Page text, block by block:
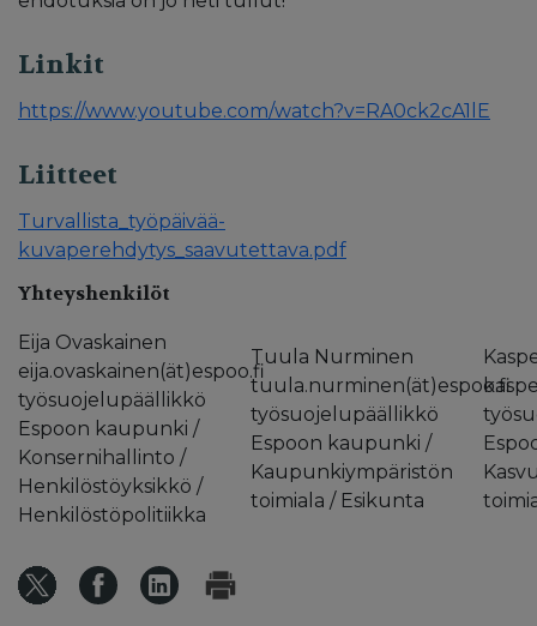
Linkit
https://www.youtube.com/watch?v=RA0ck2cA1lE
Liitteet
Turvallista_työpäivää-
kuvaperehdytys_saavutettava.pdf
Yhteyshenkilöt
Eija Ovaskainen
eija.ovaskainen(ät)espoo.fi
työsuojelupäällikkö
Espoon kaupunki /
Konsernihallinto /
Henkilöstöyksikkö /
Henkilöstöpolitiikka
Tuula Nurminen
tuula.nurminen(ät)espoo.fi
työsuojelupäällikkö
Espoon kaupunki /
Kaupunkiympäristön
toimiala / Esikunta